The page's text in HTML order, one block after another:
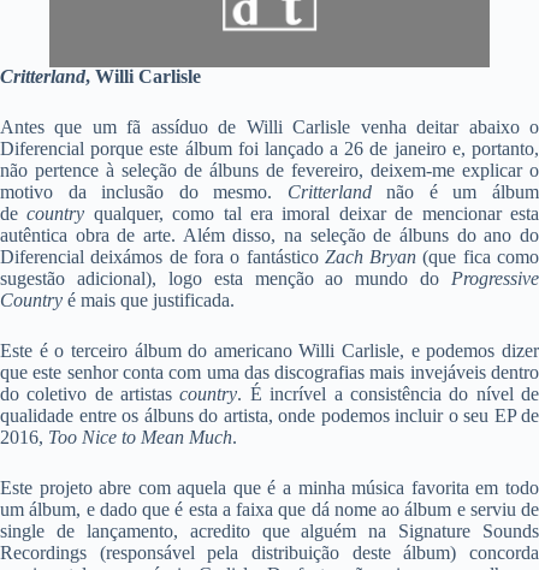
Critterland, Willi Carlisle
Antes que um fã assíduo de Willi Carlisle venha deitar abaixo o
Diferencial porque este álbum foi lançado a 26 de janeiro e, portanto,
não pertence à seleção de álbuns de fevereiro, deixem-me explicar o
motivo da inclusão do mesmo. Critterlandnão é um álbum
decountry qualquer, como tal era imoral deixar de mencionar esta
autêntica obra de arte. Além disso, na seleção de álbuns do ano do
Diferencial deixámos de fora o fantástico Zach Bryan (que fica como
sugestão adicional), logo esta menção ao mundo do Progressive
Country é mais que justificada.
Este é o terceiro álbum do americano Willi Carlisle, e podemos dizer
que este senhor conta com uma das discografias mais invejáveis dentro
do coletivo de artistascountry. É incrível a consistência do nível de
qualidade entre os álbuns do artista, onde podemos incluir o seu EP de
2016, Too Nice to Mean Much.
Este projeto abre com aquela que é a minha música favorita em todo
um álbum, e dado que é esta a faixa que dá nome ao álbum e serviu de
single de lançamento, acredito que alguém na Signature Sounds
Recordings (responsável pela distribuição deste álbum) concorda